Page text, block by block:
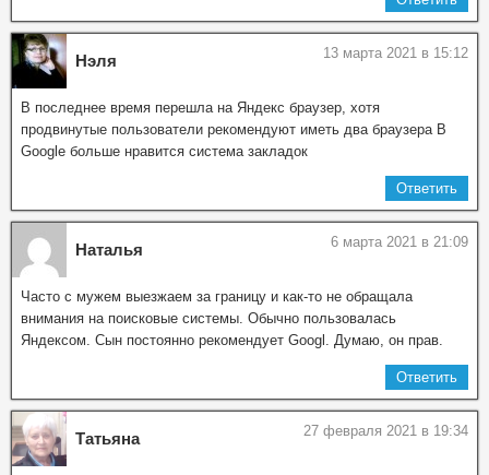
Нэля 13 марта 2021 в 15:12
В последнее время перешла на Яндекс браузер, хотя
продвинутые пользователи рекомендуют иметь два браузера В
Google больше нравится система закладок
Ответить
Наталья 6 марта 2021 в 21:09
Часто с мужем выезжаем за границу и как-то не обращала
внимания на поисковые системы. Обычно пользовалась
Яндексом. Сын постоянно рекомендует Googl. Думаю, он прав.
Ответить
Татьяна 27 февраля 2021 в 19:34